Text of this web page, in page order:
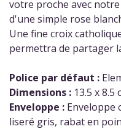
votre proche avec
d'une simple rose
Une fine croix
permettra de partager
Police par défaut :
Dimensions : 13.5 x 8.5
Enveloppe : Enveloppe
liseré gris, rabat en